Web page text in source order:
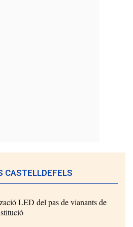
CASTELLDEFELS
LED del pas de vianants de